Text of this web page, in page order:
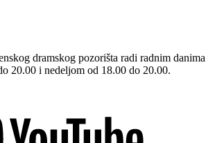
dramskog pozorišta radi radnim danima
20.00 i nedeljom od 18.00 do 20.00.